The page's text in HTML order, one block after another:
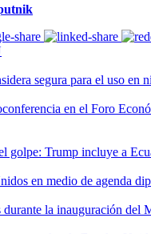
segura para el uso en
en el Foro
golpe: Trump incluye a
en medio de agenda
la inauguración del